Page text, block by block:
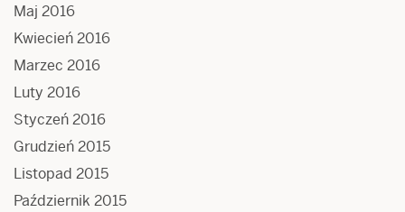
Maj 2016
Kwiecień 2016
Marzec 2016
Luty 2016
Styczeń 2016
Grudzień 2015
Listopad 2015
Październik 2015